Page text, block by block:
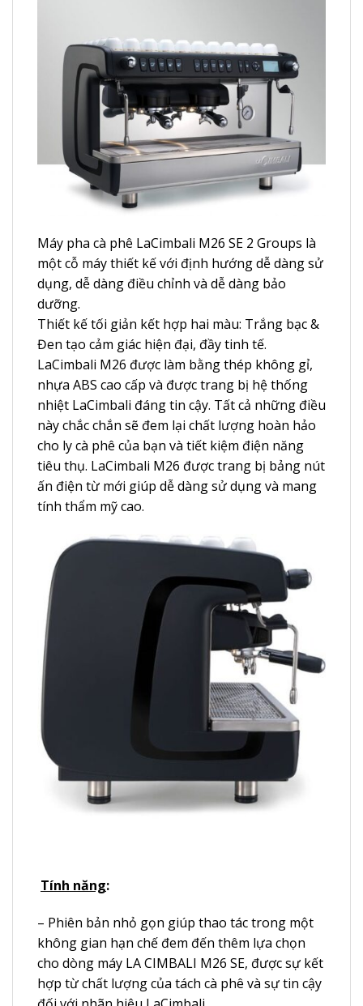
Máy pha cà phê LaCimbali M26 SE 2 Groups là
một cỗ máy thiết kế với định hướng dễ dàng sử
dụng, dễ dàng điều chỉnh và dễ dàng bảo
dưỡng.
Thiết kế tối giản kết hợp hai màu: Trắng bạc &
Đen tạo cảm giác hiện đại, đầy tinh tế.
LaCimbali M26 được làm bằng thép không gỉ,
nhựa ABS cao cấp và được trang bị hệ thống
nhiệt LaCimbali đáng tin cậy. Tất cả những điều
này chắc chắn sẽ đem lại chất lượng hoàn hảo
cho ly cà phê của bạn và tiết kiệm điện năng
tiêu thụ. LaCimbali M26 được trang bị bảng nút
ấn điện từ mới giúp dễ dàng sử dụng và mang
tính thẩm mỹ cao.
Tính năng:
– Phiên bản nhỏ gọn giúp thao tác trong một
không gian hạn chế đem đến thêm lựa chọn
cho dòng máy LA CIMBALI M26 SE, được sự kết
hợp từ chất lượng của tách cà phê và sự tin cậy